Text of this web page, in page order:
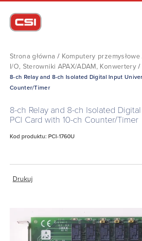
Strona główna / Komputery przemysłowe
I/O, Sterowniki APAX/ADAM, Konwertery/
8-ch Relay and 8-ch Isolated Digital Input
Counter/Timer
8-ch Relay and 8-ch Isolated
PCI Card with 10-ch Counter/Timer
Kod produktu: PCI-1760U
Drukuj